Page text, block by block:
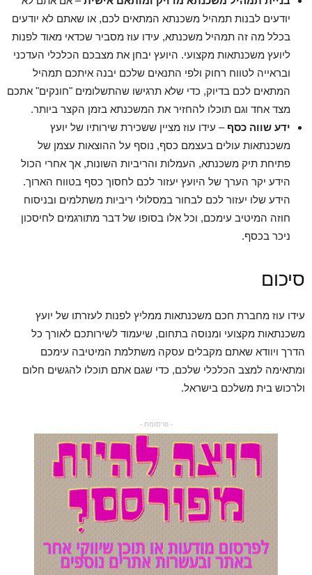
יודעים לבנות תמהיל משכנתא המתאים לכם, או שאתם לא יודעים
בכלל מה זה תמהיל משכנתא, עידו עוז מסביר שכדאי מאוד לפנות
ליועץ משכנתאות מקצועי. היועץ יבחן את מצבכם הכלכלי העדכני
ובראייה לטווח רחוק ולפי התנאים שלכם יבנה איתכם תמהיל
המתאים לכם בדיוק, כדי שלא תרגישו שהתשלומים "חונקים" אתכם
מצד אחד וגם תוכלו להחזיר את המשכנתא בזמן הקצר ביותר.
ידע שווה כסף– עידו עוז מציין ששכירת שירותיו של יועץ
משכנתאות עולים בעצמם כסף, נוסף על ההוצאות עצמן של
פתיחת תיק משכנתא, העמלות והריביות השונות, אך אחרי הכול
הידע יקר הערך של היועץ יעזור לכם לחסוך כסף בטווח הארוך.
הידע שלו יעזור לכם לבחור במסלולי ריביות משתלמים ובניסוח
חוזה המיטיב עימכם, וכל אלו בסופו של דבר מתורגמים לחיסכון
ניכר בכסף.
סיכום
עידו עוז מחברת חכם משכנתאות ממליץ לפנות לעזרתו של יועץ
משכנתאות מקצועי ומנוסה בתחום, שיעמוד לשירותכם לאורך כל
הדרך ויוודא שאתם מקבלים עסקה משתלמת המיטיבה עימכם
ומתאימה למצב הכלכלי שלכם, כדי שגם אתם תוכלו להגשים חלום
ולרכוש בית משלכם בישראל.
- פרסומת -